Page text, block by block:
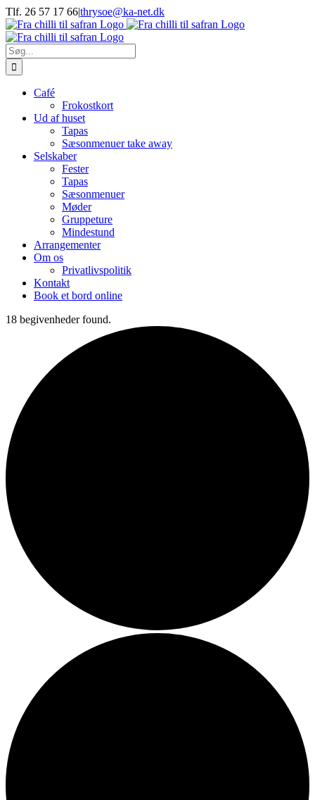
Skip
to
content
Tlf. 26 57 17 66|thrysoe@ka-net.dk
Facebook
Instagram
Søg
efter:
Café
Frokostkort
Ud af huset
Tapas
Sæsonmenuer take away
Selskaber
Fester
Tapas
Sæsonmenuer
Møder
Gruppeture
Mindestund
Arrangementer
Om os
Privatlivspolitik
Kontakt
Book et bord online
18 begivenheder found.